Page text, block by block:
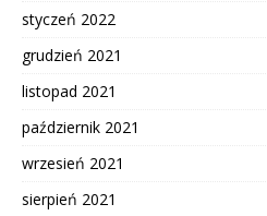
styczeń 2022
grudzień 2021
listopad 2021
październik 2021
wrzesień 2021
sierpień 2021